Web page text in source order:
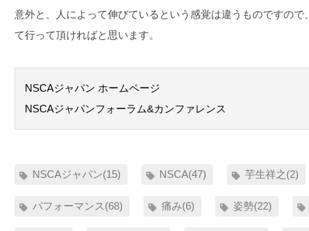
意外と、人によって伸びているという感覚は違うものですの
て行って頂ければと思います。
NSCAジャパン ホームページ
NSCAジャパンフォーラム&カンファレンス
NSCAジャパン(15) NSCA(47) 芋生祥之(2)
パフォーマンス(68) 痛み(6) 姿勢(22)